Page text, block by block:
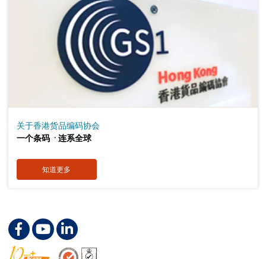
关于香港货品编码协会
一个条码 ． 连系全球
知道更多